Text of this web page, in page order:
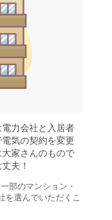
力会社と入居者
気の契約を変更
家さんのもので
夫！
部のマンション・
を選んでいただくこ